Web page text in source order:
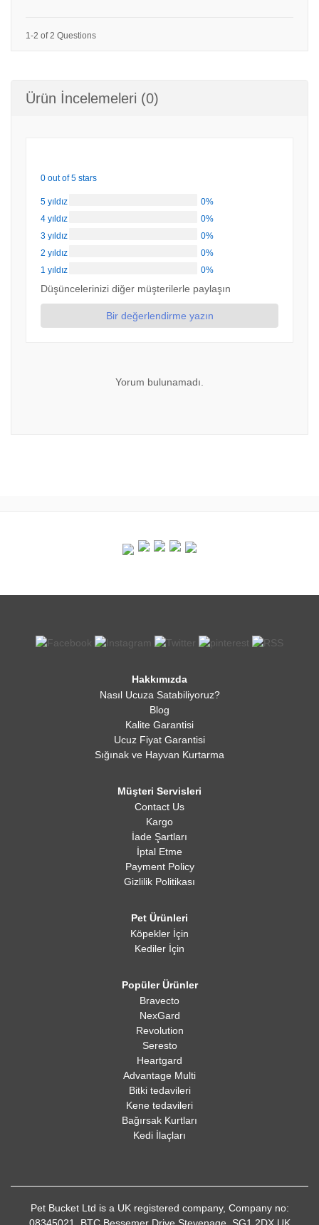
1-2 of 2 Questions
Ürün İncelemeleri (0)
0 out of 5 stars
5 yıldız
0%
4 yıldız
0%
3 yıldız
0%
2 yıldız
0%
1 yıldız
0%
Düşüncelerinizi diğer müşterilerle paylaşın
Bir değerlendirme yazın
Yorum bulunamadı.
Hakkımızda
Nasıl Ucuza Satabiliyoruz?
Blog
Kalite Garantisi
Ucuz Fiyat Garantisi
Sığınak ve Hayvan Kurtarma
Müşteri Servisleri
Contact Us
Kargo
İade Şartları
İptal Etme
Payment Policy
Gizlilik Politikası
Pet Ürünleri
Köpekler İçin
Kediler İçin
Popüler Ürünler
Bravecto
NexGard
Revolution
Seresto
Heartgard
Advantage Multi
Bitki tedavileri
Kene tedavileri
Bağırsak Kurtları
Kedi İlaçları
Pet Bucket Ltd is a UK registered company, Company no: